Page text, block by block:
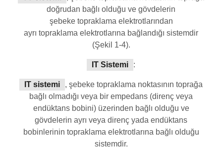
doğrudan bağlı olduğu ve gövdelerin
şebeke topraklama elektrotlarından
ayrı topraklama elektrotlarına bağlandığı sistemdir
(Şekil 1-4).
IT Sistemi :
IT sistemi
, şebeke topraklama noktasının toprağa
bağlı olmadığı veya bir empedans (direnç veya
endüktans bobini) üzerinden bağlı olduğu ve
gövdelerin ayrı veya direnç yada endüktans
bobinlerinin topraklama elektrotlarına bağlı olduğu
sistemdir.